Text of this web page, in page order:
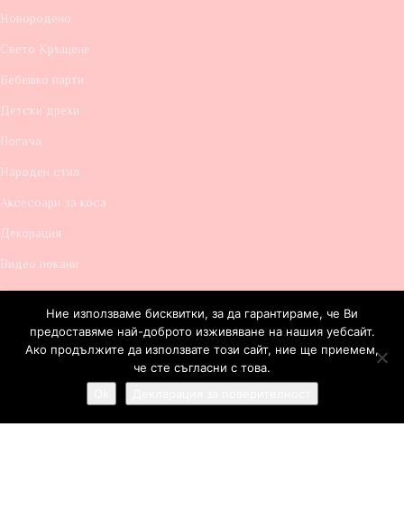
Новородено
Свето Кръщене
Бебешко парти
Детски дрехи
Погача
Народен стил
Аксесоари за коса
Декорация
Видео покани
Балони за декорация
ЗА АТИЛИЕ МЪНИСТО
Общи условия и доставка
Контакти:
Ние използваме бисквитки, за да гарантираме, че Ви
предоставяме най-доброто изживяване на нашия уебсайт.
Ако продължите да използвате този сайт, ние ще приемем,
че сте съгласни с това.